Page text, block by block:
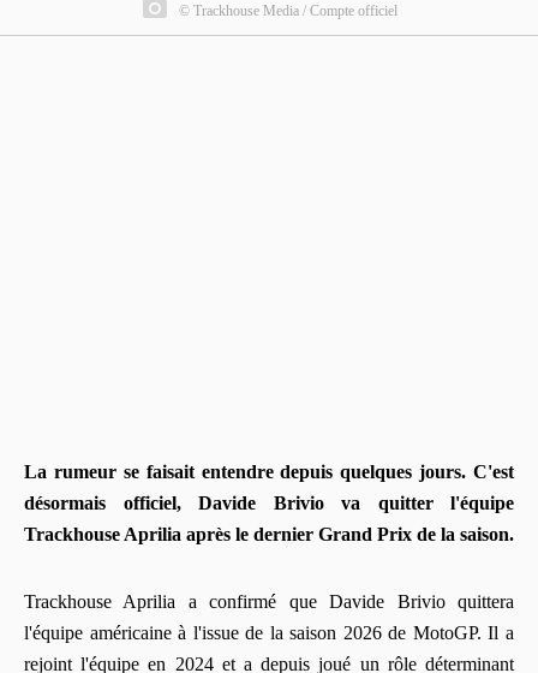
© Trackhouse Media / Compte officiel
La rumeur se faisait entendre depuis quelques jours. C'est
désormais officiel, Davide Brivio va quitter l'équipe
Trackhouse Aprilia après le dernier Grand Prix de la saison.
Trackhouse Aprilia a confirmé que Davide Brivio quittera
l'équipe américaine à l'issue de la saison 2026 de MotoGP. Il a
rejoint l'équipe en 2024 et a depuis joué un rôle déterminant